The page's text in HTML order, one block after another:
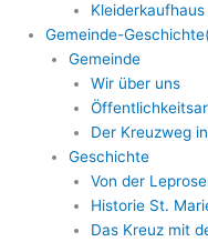
Gemeinde-
Gemeinde
Wir über uns
Der Kreuzweg
Geschichte
Von der
Historie St.
Das Kreuz mit